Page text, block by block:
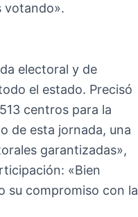
votando».
electoral y de
el estado. Precisó
centros para la
de esta jornada, una
garantizadas»,
«Bien
su compromiso con la